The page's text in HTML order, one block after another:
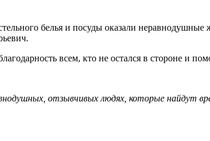
белья и посуды оказали
всем, кто не остался в стороне и
отзывчивых людях, которые найдут